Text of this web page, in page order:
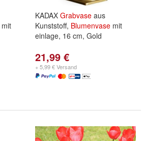
mit
KADAX Grabvase aus
Kunststoff, Blumenvase mit
einlage, 16 cm, Gold
21,99 €
+ 5,99 € Versand